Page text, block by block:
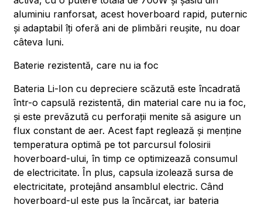
aluminiu ranforsat, acest hoverboard rapid, puternic
și adaptabil îți oferă ani de plimbări reușite, nu doar
câteva luni.
Baterie rezistentă, care nu ia foc
Bateria Li-Ion cu depreciere scăzută este încadrată
într-o capsulă rezistentă, din material care nu ia foc,
și este prevăzută cu perforații menite să asigure un
flux constant de aer. Acest fapt reglează și menține
temperatura optimă pe tot parcursul folosirii
hoverboard-ului, în timp ce optimizează consumul
de electricitate. În plus, capsula izolează sursa de
electricitate, protejând ansamblul electric. Când
hoverboard-ul este pus la încărcat, iar bateria